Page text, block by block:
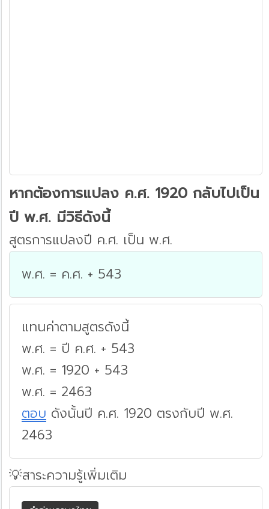
หากต้องการแปลง ค.ศ. 1920 กลับไปเป็น
ปี พ.ศ. มีวิธีดังนี้
สูตรการแปลงปี ค.ศ. เป็น พ.ศ.
พ.ศ. = ค.ศ. + 543
แทนค่าตามสูตรดังนี้
พ.ศ. = ปี ค.ศ. + 543
พ.ศ. = 1920 + 543
พ.ศ. = 2463
ตอบ ดังนั้นปี ค.ศ. 1920 ตรงกับปี พ.ศ.
2463
💡สาระความรู้เพิ่มเติม